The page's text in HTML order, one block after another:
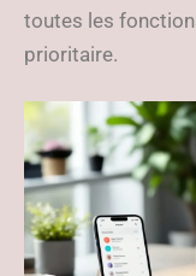
toutes les
prioritaire.